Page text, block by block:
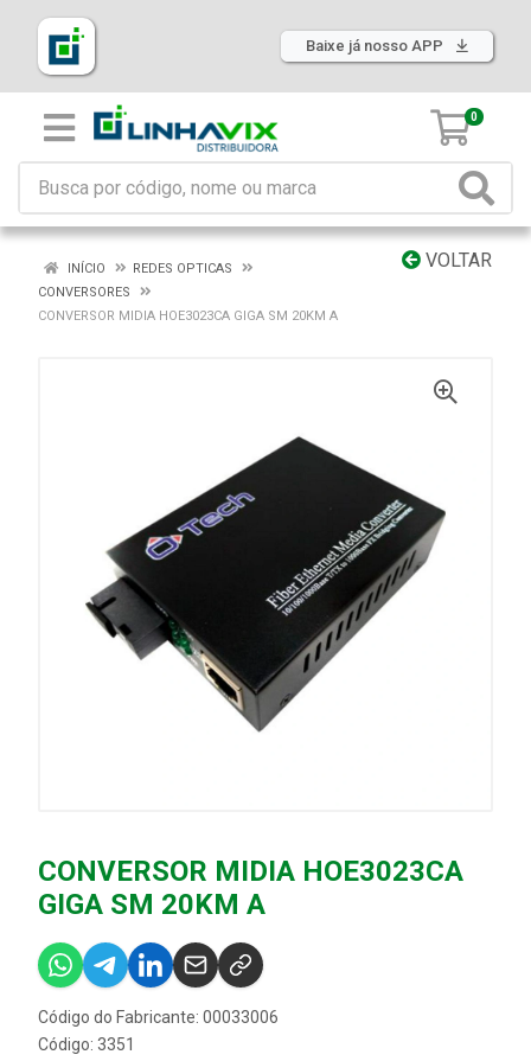
Baixe já nosso APP
0
VOLTAR
INÍCIO
REDES OPTICAS
CONVERSORES
CONVERSOR MIDIA HOE3023CA GIGA SM 20KM A
CONVERSOR MIDIA HOE3023CA
GIGA SM 20KM A
Código do Fabricante: 00033006
Código: 3351